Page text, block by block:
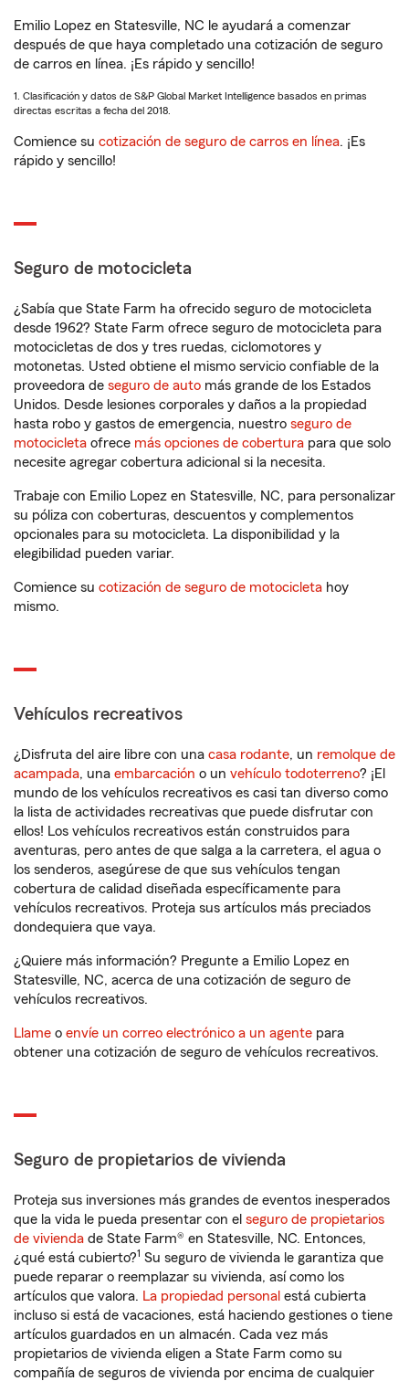
Emilio Lopez en Statesville, NC le ayudará a comenzar
después de que haya completado una cotización de seguro
de carros en línea. ¡Es rápido y sencillo!
1. Clasificación y datos de S&P Global Market Intelligence basados en primas
directas escritas a fecha del 2018.
Comience su cotización de seguro de carros en línea. ¡Es
rápido y sencillo!
Seguro de motocicleta
¿Sabía que State Farm ha ofrecido seguro de motocicleta
desde 1962? State Farm ofrece seguro de motocicleta para
motocicletas de dos y tres ruedas, ciclomotores y
motonetas. Usted obtiene el mismo servicio confiable de la
proveedora de seguro de auto más grande de los Estados
Unidos. Desde lesiones corporales y daños a la propiedad
hasta robo y gastos de emergencia, nuestro seguro de
motocicleta ofrece más opciones de cobertura para que solo
necesite agregar cobertura adicional si la necesita.
Trabaje con Emilio Lopez en Statesville, NC, para personalizar
su póliza con coberturas, descuentos y complementos
opcionales para su motocicleta. La disponibilidad y la
elegibilidad pueden variar.
Comience su cotización de seguro de motocicleta hoy
mismo.
Vehículos recreativos
¿Disfruta del aire libre con una casa rodante, un remolque de
acampada, una embarcación o un vehículo todoterreno? ¡El
mundo de los vehículos recreativos es casi tan diverso como
la lista de actividades recreativas que puede disfrutar con
ellos! Los vehículos recreativos están construidos para
aventuras, pero antes de que salga a la carretera, el agua o
los senderos, asegúrese de que sus vehículos tengan
cobertura de calidad diseñada específicamente para
vehículos recreativos. Proteja sus artículos más preciados
dondequiera que vaya.
¿Quiere más información? Pregunte a Emilio Lopez en
Statesville, NC, acerca de una cotización de seguro de
vehículos recreativos.
Llame o envíe un correo electrónico a un agente para
obtener una cotización de seguro de vehículos recreativos.
Seguro de propietarios de vivienda
Proteja sus inversiones más grandes de eventos inesperados
que la vida le pueda presentar con el seguro de propietarios
de vivienda de State Farm® en Statesville, NC. Entonces,
¿qué está cubierto?1 Su seguro de vivienda le garantiza que
puede reparar o reemplazar su vivienda, así como los
artículos que valora. La propiedad personal está cubierta
incluso si está de vacaciones, está haciendo gestiones o tiene
artículos guardados en un almacén. Cada vez más
propietarios de vivienda eligen a State Farm como su
compañía de seguros de vivienda por encima de cualquier